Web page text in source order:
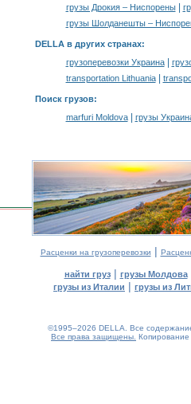
грузы Дрокия – Ниспорены|
грузы Шолданешты –
DELLA в других странах:
грузоперевозки Украина|
transportation Lithuania|
Поиск грузов:
marfuri Moldova| грузы
Расценки на грузоперевозки |
найти груз| грузы Молдова
грузы из Италии | грузы из
©1995–2026 DELLA. Все
Все права защищены.